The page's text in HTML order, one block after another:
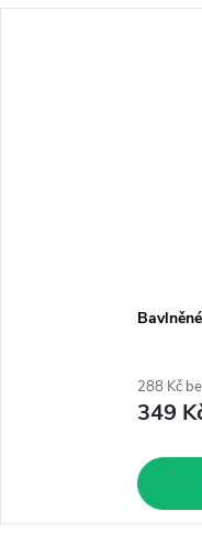
288 Kč
349